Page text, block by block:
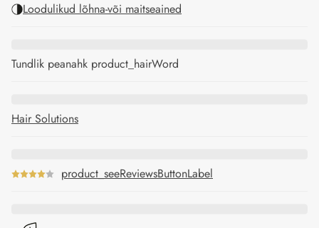
Loodulikud lõhna-või maitseained
Tundlik peanahk product_hairWord
Hair Solutions
product_seeReviewsButtonLabel